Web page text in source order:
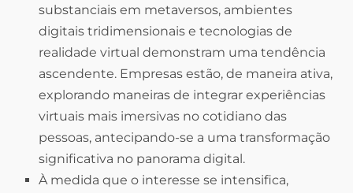
substanciais em metaversos, ambientes
digitais tridimensionais e tecnologias de
realidade virtual demonstram uma tendência
ascendente. Empresas estão, de maneira ativa,
explorando maneiras de integrar experiências
virtuais mais imersivas no cotidiano das
pessoas, antecipando-se a uma transformação
significativa no panorama digital.
À medida que o interesse se intensifica,